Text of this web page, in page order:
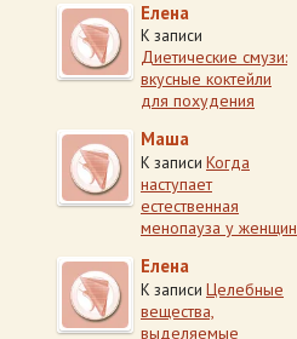
Елена
К записи
Диетические смузи:
вкусные коктейли
для похудения
Маша
К записи Когда
наступает
естественная
менопауза у женщин
Елена
К записи Целебные
вещества,
выделяемые